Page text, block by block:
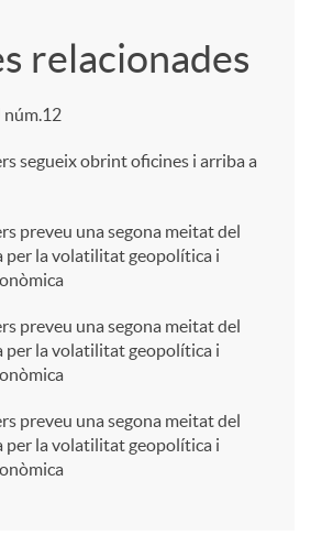
relacionades
núm.12
segueix obrint oficines i arriba a
preveu una segona meitat del
per la volatilitat geopolítica i
preveu una segona meitat del
per la volatilitat geopolítica i
preveu una segona meitat del
per la volatilitat geopolítica i